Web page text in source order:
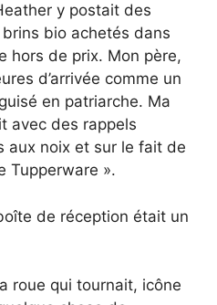
y postait des
bio achetés dans
hors de prix. Mon père,
d’arrivée comme un
en patriarche. Ma
avec des rappels
aux noix et sur le fait de
Tupperware ».
de réception était un
roue qui tournait, icône